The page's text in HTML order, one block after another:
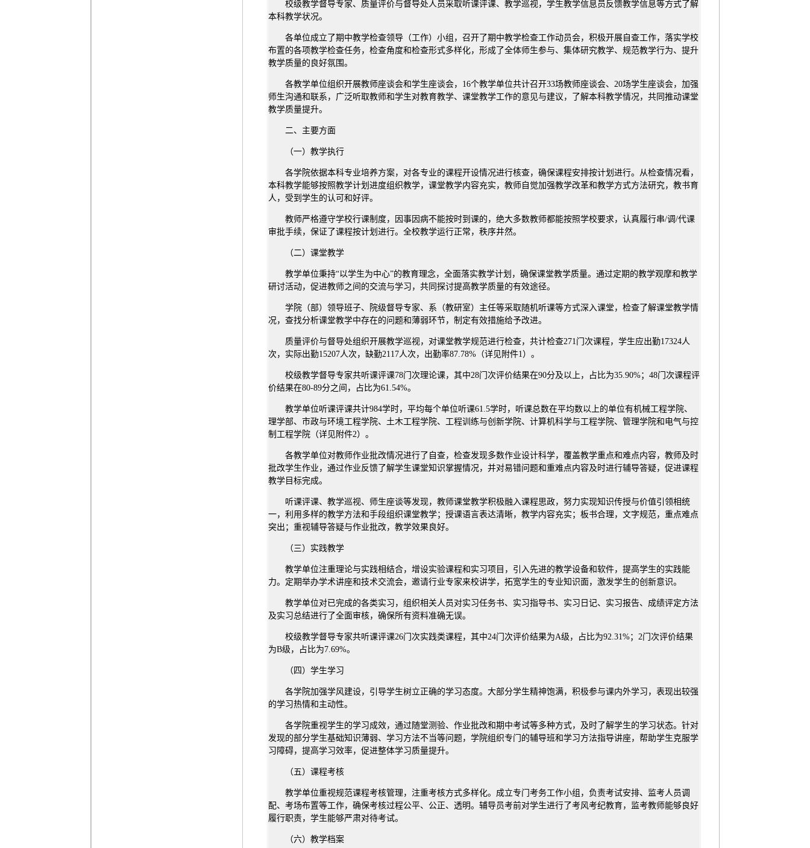
校级教学督导专家、质量评价与督导处人员采取听课评课、教学巡视，学生教学信息员反馈教学信息等方式了解
本科教学状况。
各单位成立了期中教学检查领导（工作）小组，召开了期中教学检查工作动员会，积极开展自查工作，落实学校
布置的各项教学检查任务，检查角度和检查形式多样化，形成了全体师生参与、集体研究教学、规范教学行为、提升
教学质量的良好氛围。
各教学单位组织开展教师座谈会和学生座谈会，16个教学单位共计召开33场教师座谈会、20场学生座谈会，加强
师生沟通和联系，广泛听取教师和学生对教育教学、课堂教学工作的意见与建议，了解本科教学情况，共同推动课堂
教学质量提升。
二、主要方面
（一）教学执行
各学院依据本科专业培养方案，对各专业的课程开设情况进行核查，确保课程安排按计划进行。从检查情况看，
本科教学能够按照教学计划进度组织教学，课堂教学内容充实，教师自觉加强教学改革和教学方式方法研究，教书育
人，受到学生的认可和好评。
教师严格遵守学校行课制度，因事因病不能按时到课的，绝大多数教师都能按照学校要求，认真履行串/调/代课
审批手续，保证了课程按计划进行。全校教学运行正常，秩序井然。
（二）课堂教学
教学单位秉持“以学生为中心”的教育理念，全面落实教学计划，确保课堂教学质量。通过定期的教学观摩和教学
研讨活动，促进教师之间的交流与学习，共同探讨提高教学质量的有效途径。
学院（部）领导班子、院级督导专家、系（教研室）主任等采取随机听课等方式深入课堂，检查了解课堂教学情
况，查找分析课堂教学中存在的问题和薄弱环节，制定有效措施给予改进。
质量评价与督导处组织开展教学巡视，对课堂教学规范进行检查，共计检查271门次课程，学生应出勤17324人
次，实际出勤15207人次，缺勤2117人次，出勤率87.78%（详见附件1）。
校级教学督导专家共听课评课78门次理论课，其中28门次评价结果在90分及以上，占比为35.90%；48门次课程评
价结果在80-89分之间，占比为61.54%。
教学单位听课评课共计984学时，平均每个单位听课61.5学时，听课总数在平均数以上的单位有机械工程学院、
理学部、市政与环境工程学院、土木工程学院、工程训练与创新学院、计算机科学与工程学院、管理学院和电气与控
制工程学院（详见附件2）。
各教学单位对教师作业批改情况进行了自查，检查发现多数作业设计科学，覆盖教学重点和难点内容，教师及时
批改学生作业，通过作业反馈了解学生课堂知识掌握情况，并对易错问题和重难点内容及时进行辅导答疑，促进课程
教学目标完成。
听课评课、教学巡视、师生座谈等发现，教师课堂教学积极融入课程思政，努力实现知识传授与价值引领相统
一，利用多样的教学方法和手段组织课堂教学；授课语言表达清晰，教学内容充实；板书合理，文字规范，重点难点
突出；重视辅导答疑与作业批改，教学效果良好。
（三）实践教学
教学单位注重理论与实践相结合，增设实验课程和实习项目，引入先进的教学设备和软件，提高学生的实践能
力。定期举办学术讲座和技术交流会，邀请行业专家来校讲学，拓宽学生的专业知识面，激发学生的创新意识。
教学单位对已完成的各类实习，组织相关人员对实习任务书、实习指导书、实习日记、实习报告、成绩评定方法
及实习总结进行了全面审核，确保所有资料准确无误。
校级教学督导专家共听课评课26门次实践类课程，其中24门次评价结果为A级，占比为92.31%；2门次评价结果
为B级，占比为7.69%。
（四）学生学习
各学院加强学风建设，引导学生树立正确的学习态度。大部分学生精神饱满，积极参与课内外学习，表现出较强
的学习热情和主动性。
各学院重视学生的学习成效，通过随堂测验、作业批改和期中考试等多种方式，及时了解学生的学习状态。针对
发现的部分学生基础知识薄弱、学习方法不当等问题，学院组织专门的辅导班和学习方法指导讲座，帮助学生克服学
习障碍，提高学习效率，促进整体学习质量提升。
（五）课程考核
教学单位重视规范课程考核管理，注重考核方式多样化。成立专门考务工作小组，负责考试安排、监考人员调
配、考场布置等工作，确保考核过程公平、公正、透明。辅导员考前对学生进行了考风考纪教育，监考教师能够良好
履行职责，学生能够严肃对待考试。
（六）教学档案